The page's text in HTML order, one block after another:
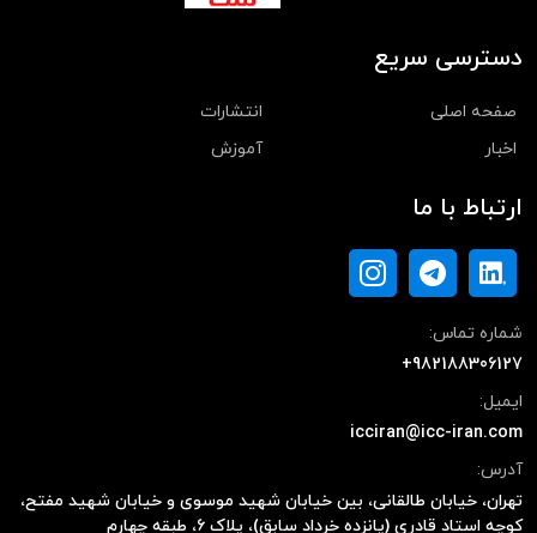
دسترسی سریع
صفحه اصلی
انتشارات
اخبار
آموزش
ارتباط با ما
شماره تماس:
+982188306127
ایمیل:
icciran@icc-iran.com
آدرس:
تهران، خیابان طالقانی، بین خیابان شهید موسوی و خیابان شهید مفتح،
کوچه استاد قادری (پانزده خرداد سابق)، پلاک ۶، طبقه چهارم